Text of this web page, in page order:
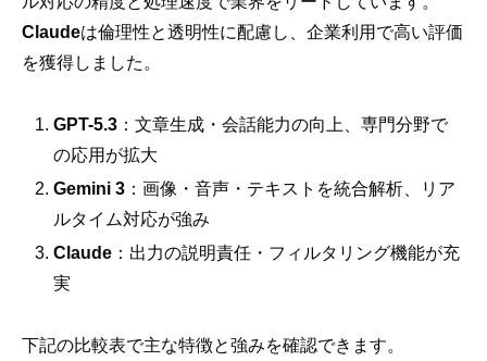
Claudeは倫理性と透明性に配慮し、企業利用で高い評価
を獲得しました。
GPT-5.3 ：文章生成・会話能力の向上、専門分野で
の応用が拡大
Gemini 3 ：画像・音声・テキストを統合解析、リア
ルタイム対応が強み
Claude ：出力の説明責任・フィルタリング機能が充
実
下記の比較表で主な特徴と強みを確認できます。